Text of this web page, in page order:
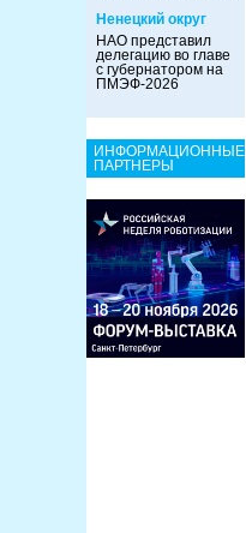
Ненецкий округ
НАО представил
делегацию во главе
с губернатором на
ПМЭФ-2026
ИНФОРМАЦИОННЫЕ
ПАРТНЕРЫ